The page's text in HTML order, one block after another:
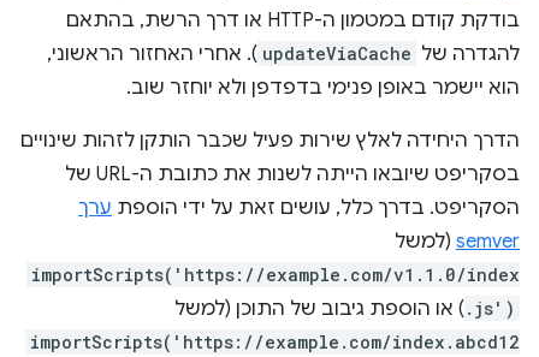
בודקת קודם במטמון ה-HTTP או דרך הרשת, בהתאם
להגדרה של updateViaCache ). אחרי האחזור הראשוני,
הוא יישמר באופן פנימי בדפדפן ולא יוחזר שוב.
הדרך היחידה לאלץ שירות פעיל שכבר הותקן לזהות שינויים
בסקריפט שיובאו הייתה לשנות את כתובת ה-URL של
הסקריפט. בדרך כלל, עושים זאת על ידי הוספת ערך
semver (למשל
importScripts('https://example.com/v1.1.0/index
.js') ) או הוספת גיבוב של התוכן (למשל
importScripts('https://example.com/index.abcd12